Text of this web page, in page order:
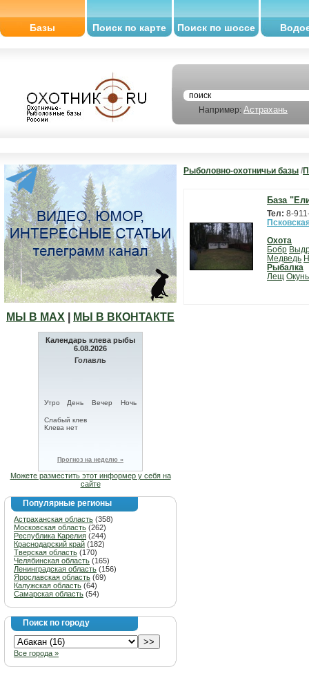
Базы Поиск по карте Поиск по шоссе
Например: Астрахань
МЫ В МАХ МЫ В ВКОНТАКТЕ
Календарь клева рыбы
6.08.2026
Голавль
Утро День Вечер Ночь
Слабый клев
Клева нет
Прогноз на неделю »
Можете разместить этот информер у себя на
сайте
Популярные регионы
Астраханская область (358)
Московская область (262)
Республика Карелия (244)
Краснодарский край (182)
Тверская область (170)
Челябинская область (165)
Ленинградская область (156)
Ярославская область (69)
Калужская область (64)
Самарская область (54)
Поиск по городу
Все города »
Рыболовно-охотничьи базы /
База
Тел: 8-
Охота
Бобр
Медведь
Рыбалка
Лещ Окунь